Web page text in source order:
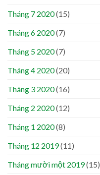
Tháng 7 2020(15)
Tháng 6 2020(7)
Tháng 5 2020(7)
Tháng 4 2020(20)
Tháng 3 2020(16)
Tháng 2 2020(12)
Tháng 1 2020(8)
Tháng 12 2019(11)
Tháng mười một 2019(15)